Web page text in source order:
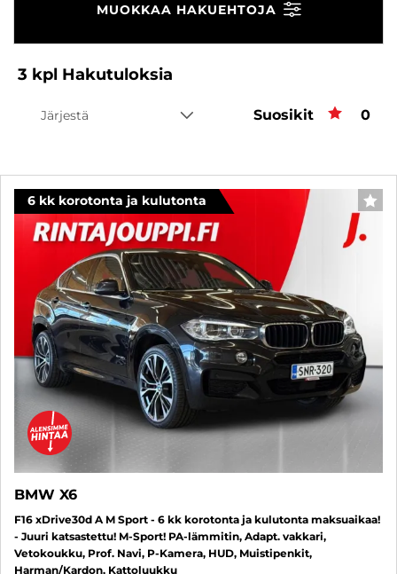
MUOKKAA HAKUEHTOJA
3 kpl Hakutuloksia
Järjestä Suosikit 0
6 kk korotonta ja kulutonta
BMW X6
F16 xDrive30d A M Sport - 6 kk korotonta ja kulutonta maksuaikaa!
- Juuri katsastettu! M-Sport! PA-lämmitin, Adapt. vakkari,
Vetokoukku, Prof. Navi, P-Kamera, HUD, Muistipenkit,
Harman/Kardon, Kattoluukku